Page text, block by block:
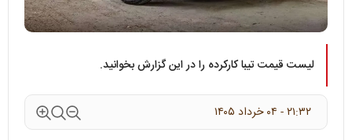
لیست قیمت تیبا کارکرده را در این گزارش بخوانید.
۲۱:۳۲ - ۰۴ خرداد ۱۴۰۵